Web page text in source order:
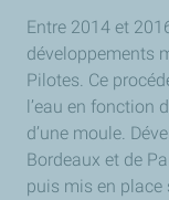
Entre 2014 et
développements
Pilotes. Ce
l’eau en fonction
d’une moule.
Bordeaux et de
puis mis en